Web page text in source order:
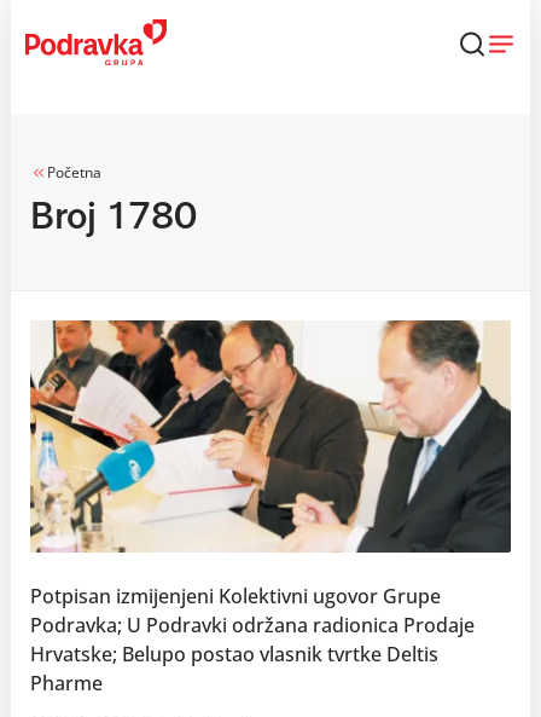
content
Početna
Broj 1780
Potpisan izmijenjeni Kolektivni ugovor Grupe
Podravka; U Podravki održana radionica Prodaje
Hrvatske; Belupo postao vlasnik tvrtke Deltis
Pharme